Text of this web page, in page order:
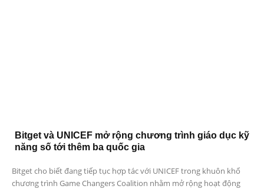
Bitget và UNICEF mở rộng chương trình giáo dục kỹ
năng số tới thêm ba quốc gia
Bitget cho biết đang tiếp tục hợp tác với UNICEF trong khuôn khổ
chương trình Game Changers Coalition nhằm mở rộng hoạt động